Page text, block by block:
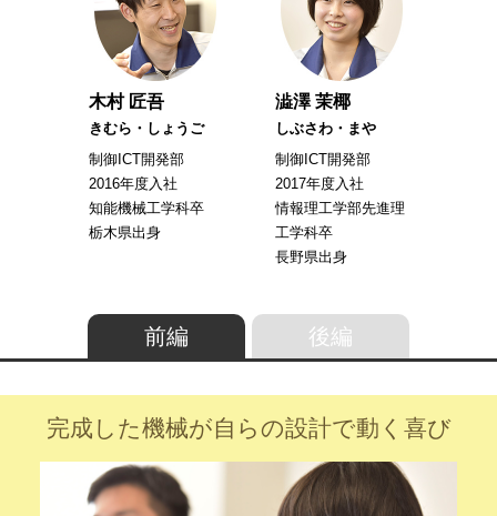
木村 匠吾
きむら・しょうご
制御ICT開発部
2016年度入社
知能機械工学科卒
栃木県出身
澁澤 茉椰
しぶさわ・まや
制御ICT開発部
2017年度入社
情報理工学部先進理
工学科卒
長野県出身
前編 後編
完成した機械が自らの設計で動く喜び